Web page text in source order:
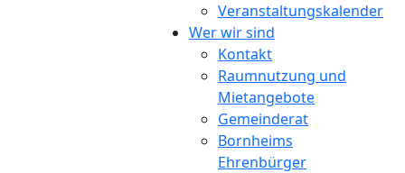
Veranstaltungskalender
Wer wir sind
Kontakt
Raumnutzung und
Mietangebote
Gemeinderat
Bornheims
Ehrenbürger